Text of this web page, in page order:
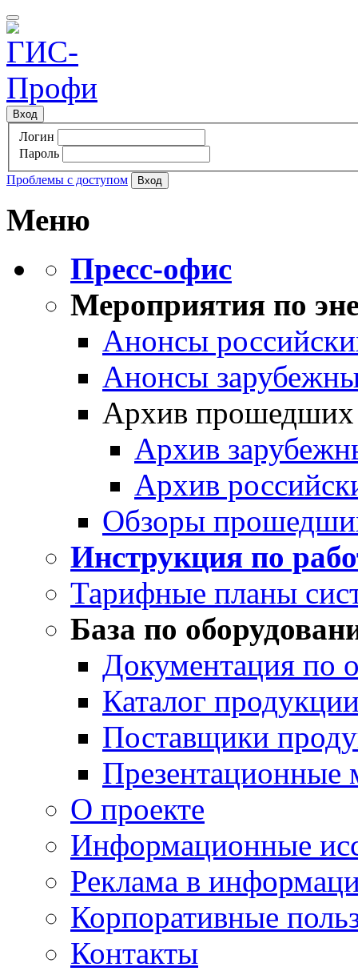
Вход
Логин
Пароль
Проблемы с доступом
Меню
Пресс-офис
Мероприятия по
Анонсы
Анонсы
Архив прошедших
Архив
Архив
Обзоры
Инструкция по
Тарифные планы
База по
Документация по
Каталог
Поставщики
Презентационные
О проекте
Информационные
Реклама в
Корпоративные
Контакты